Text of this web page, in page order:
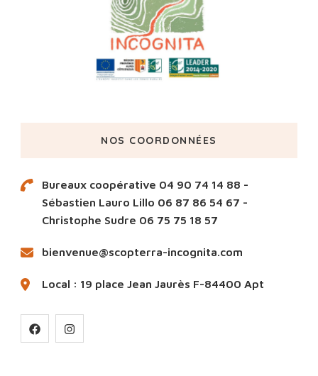
NOS COORDONNÉES
Bureaux coopérative 04 90 74 14 88 -
Sébastien Lauro Lillo 06 87 86 54 67 -
Christophe Sudre 06 75 75 18 57
bienvenue@scopterra-incognita.com
Local : 19 place Jean Jaurès F-84400 Apt